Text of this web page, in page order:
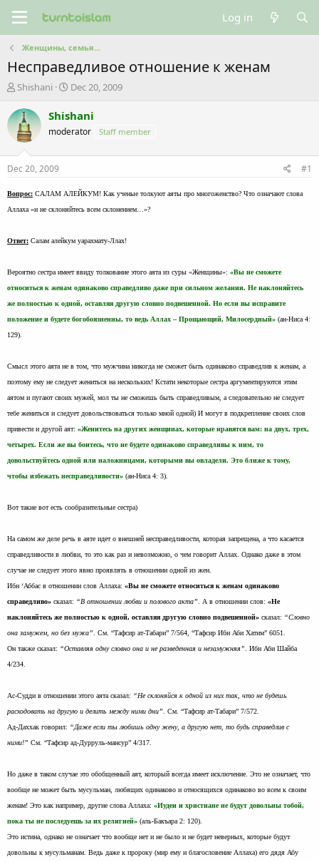
Log in
Женщины, семья...
Несправедливое отношение к женам
T
r
e
a
t
r
t
r
Shishani
S
a
t
e
Dec 20, 2009
Shishani
moderator Staff member
Dec 20, 2009 #1
Вопрос: САЛАМ АЛЕЙКУМ! Как ученые толкуют аяты про многоженство? Что означают слова
Аллаха «и не склоняйтесь всем склонением…»?
Ответ: Салам алейкум уарахмату-Ллах!
Вероятно сестра имеет ввиду толкование этого аята из суры «Женщины»: «Вы не сможете
относиться к женам одинаково справедливо даже при сильном желании. Не наклоняйтесь
же полностью к одной, оставляя другую словно подвешенной. Но если вы исправите
положение и будете богобоязненны, то ведь Аллах – Прощающий, Милосердный» (ан-Ниса 4:
129).
Смысл этого аята не в том, что мужчина никогда не сможет быть одинаково справедлив к женам, а
поэтому ему не следует жениться на нескольких! Кстати некоторые сестра аргументируются этим
аятом и пугают своих мужей, мол ты не сможешь быть справедливым, а следовательно не следует
тебе жениться и следует довольствоваться только мной одной) И могут в подкрепление своих слов
привести и другой аят: «Женитесь на других женщинах, которые нравятся вам: на двух, трех,
четырех. Если же вы боитесь, что не будете одинаково справедливы к ним, то
довольствуйтесь одной или наложницами, которыми вы овладели. Это ближе к тому,
чтобы избежать несправедливости» (ан-Ниса 4: 3).
Вот такие вот есть сообразительные сестра)
На самом же деле речь в аяте идет о внешней несправедливости, которая запрещена, а что касается
справедливости в любви, то это как раз и невозможно, о чем говорит Аллах. Однако даже в этом
случае не следует этого явно проявлять в отношении одной из жен.
Ибн ‘Аббас в отношении слов Аллаха: «Вы не сможете относиться к женам одинаково
справедливо» сказал: “В отношении любви и полового акта” . А в отношении слов: «Не
наклоняйтесь же полностью к одной, оставляя другую словно подвешенной» сказал: “Словно
она замужем, но без мужа” . См. “Тафсир ат-Табари” 7/564, “Тафсир Ибн Аби Хатим” 6051.
Он также сказал: “Оставляя одну словно она и не разведенная и незамужняя” . Ибн Аби Шайба
4/234.
Ас-Судди в отношении этого аята сказал: “Не склоняйся к одной из них так, что не будешь
расходовать на другую и делить между ними дни” . См. “Тафсир ат-Табари” 7/572.
Ад-Даххак говорил: “Даже если ты любишь одну жену, а другую нет, то будь справедлив с
ними!” См. “Тафсир ад-Дурруль-мансур” 4/317.
Но даже в таком случае это обобщенный аят, который всегда имеет исключение. Это не означает, что
вообще не может быть мусульман, любящих одинаково и относящихся одинаково во всем к своим
женам! Это как например, другие слова Аллаха: «Иудеи и христиане не будут довольны тобой,
пока ты не последуешь за их религией» (аль-Бакъара 2: 120).
Это истина, однако не означает что вообще нет и не было и не будет неверных, которые будут
довольны к мусульманам. Ведь даже к пророку (мир ему и благословение Аллаха) его дядя Абу